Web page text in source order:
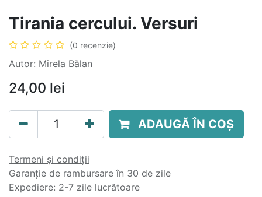
Tirania cercului. Versuri
(0 recenzie)
Autor: Mirela Bălan
24,00 lei
ADAUGĂ ÎN COȘ
Termeni și condiții
Garanție de rambursare în 30 de zile
Expediere: 2-7 zile lucrătoare